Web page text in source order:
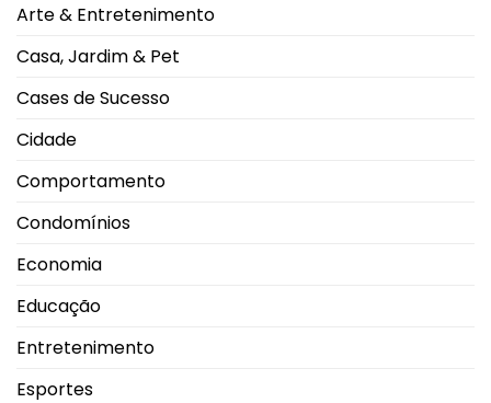
salto
durante
Brasileiro
Arte & Entretenimento
Casa, Jardim & Pet
Cases de Sucesso
Cidade
Comportamento
Condomínios
Economia
Educação
Entretenimento
Esportes